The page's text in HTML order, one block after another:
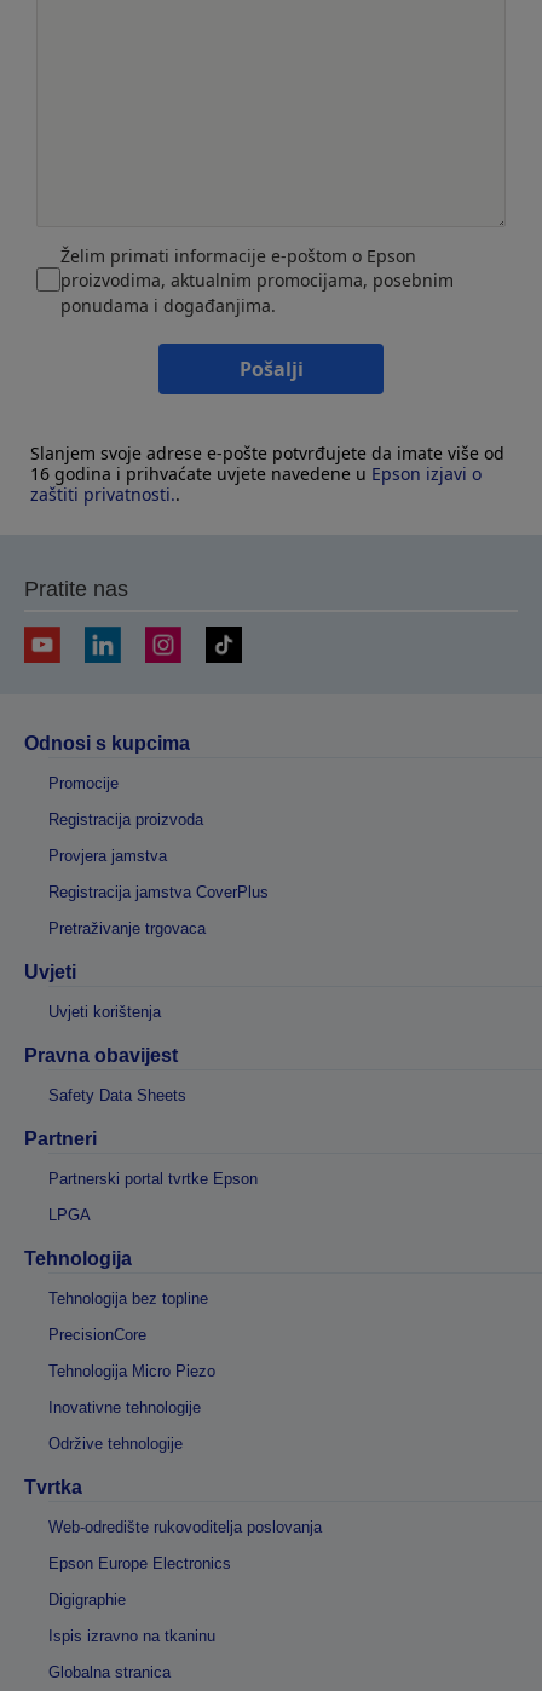
Želim primati informacije e-poštom o Epson
proizvodima, aktualnim promocijama, posebnim
ponudama i događanjima.
Pošalji
Slanjem svoje adrese e-pošte potvrđujete da imate više od
16 godina i prihvaćate uvjete navedene u Epson izjavi o
zaštiti privatnosti..
Pratite nas
Odnosi s kupcima
Promocije
Registracija proizvoda
Provjera jamstva
Registracija jamstva CoverPlus
Pretraživanje trgovaca
Uvjeti
Uvjeti korištenja
Pravna obavijest
Safety Data Sheets
Partneri
Partnerski portal tvrtke Epson
LPGA
Tehnologija
Tehnologija bez topline
PrecisionCore
Tehnologija Micro Piezo
Inovativne tehnologije
Održive tehnologije
Tvrtka
Web-odredište rukovoditelja poslovanja
Epson Europe Electronics
Digigraphie
Ispis izravno na tkaninu
Globalna stranica